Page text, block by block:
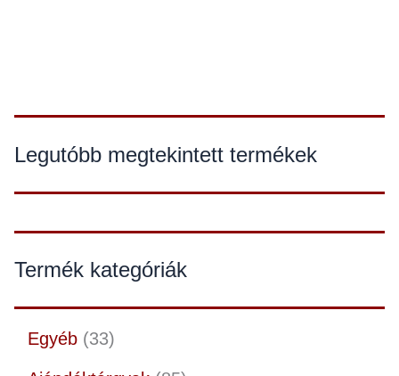
Legutóbb megtekintett termékek
Termék kategóriák
Egyéb 33